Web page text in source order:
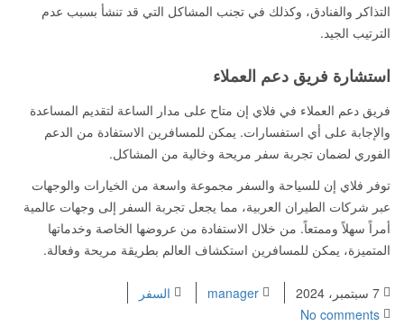
التذاكر والفنادق، وكذلك في تجنب المشاكل التي قد تنشأ بسبب عدم
الترتيب الجيد.
استشارة فريق دعم العملاء
فريق دعم العملاء في فلاي إن متاح على مدار الساعة لتقديم المساعدة
والإجابة على أي استفسارات. يمكن للمسافرين الاستفادة من الدعم
الفوري لضمان تجربة سفر مريحة وخالية من المشاكل.
توفر فلاي إن للسياحة والسفر مجموعة واسعة من الخيارات والوجهات
عبر شركات الطيران العربية، مما يجعل تجربة السفر إلى وجهات عالمية
أمراً سهلاً وممتعاً. من خلال الاستفادة من عروضها الخاصة وخدماتها
المتميزة، يمكن للمسافرين استكشاف العالم بطريقة مريحة وفعالة.
manager
السفر
No comments